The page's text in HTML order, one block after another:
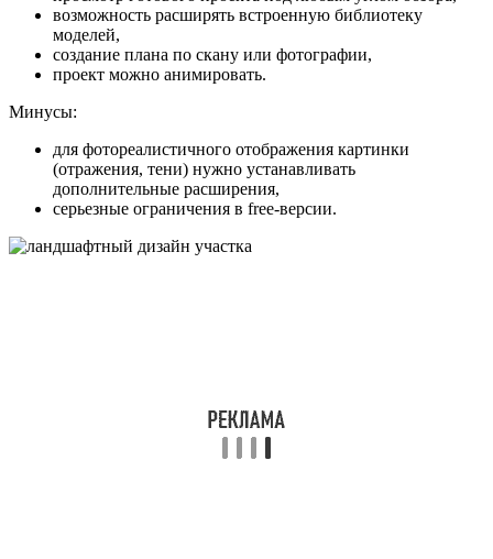
возможность расширять встроенную библиотеку
моделей,
создание плана по скану или фотографии,
проект можно анимировать.
Минусы:
для фотореалистичного отображения картинки
(отражения, тени) нужно устанавливать
дополнительные расширения,
серьезные ограничения в free-версии.